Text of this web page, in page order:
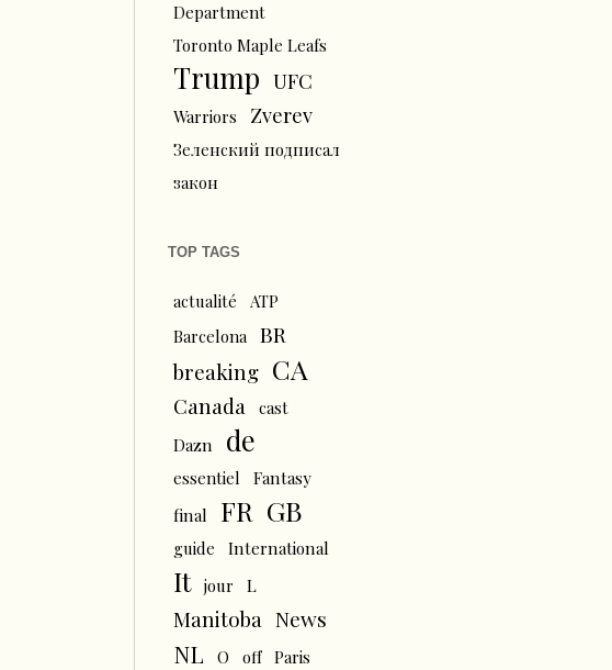
Department
Toronto Maple Leafs
Trump UFC
Warriors Zverev
Зеленский подписал
закон
TOP TAGS
actualité
ATP
Barcelona
BR
breaking CA
Canada
cast
Dazn
de
essentiel
Fantasy
final
FR GB
guide International
It jour L
Manitoba News
NL O off
Paris